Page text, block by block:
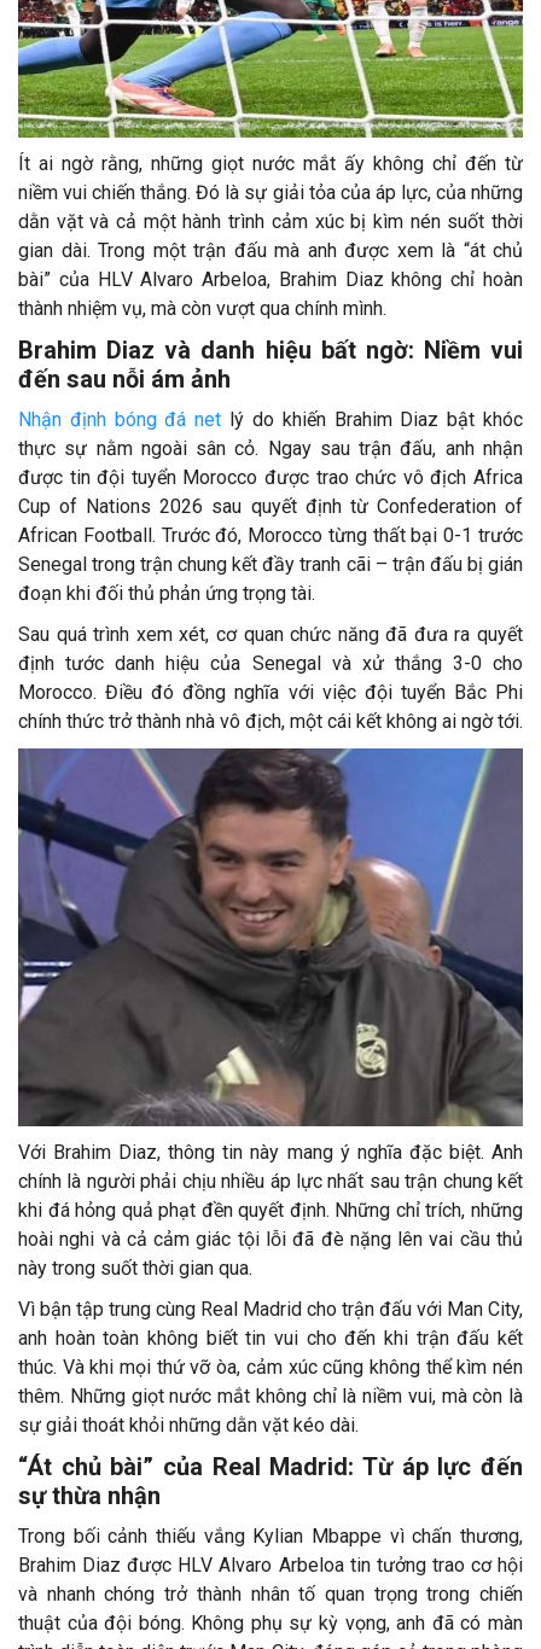
Ít ai ngờ rằng, những giọt nước mắt ấy không chỉ đến từ
niềm vui chiến thắng. Đó là sự giải tỏa của áp lực, của những
dằn vặt và cả một hành trình cảm xúc bị kìm nén suốt thời
gian dài. Trong một trận đấu mà anh được xem là “át chủ
bài” của HLV Alvaro Arbeloa, Brahim Diaz không chỉ hoàn
thành nhiệm vụ, mà còn vượt qua chính mình.
Brahim Diaz và danh hiệu bất ngờ: Niềm vui
đến sau nỗi ám ảnh
Nhận định bóng đá net lý do khiến Brahim Diaz bật khóc
thực sự nằm ngoài sân cỏ. Ngay sau trận đấu, anh nhận
được tin đội tuyển Morocco được trao chức vô địch Africa
Cup of Nations 2026 sau quyết định từ Confederation of
African Football. Trước đó, Morocco từng thất bại 0-1 trước
Senegal trong trận chung kết đầy tranh cãi – trận đấu bị gián
đoạn khi đối thủ phản ứng trọng tài.
Sau quá trình xem xét, cơ quan chức năng đã đưa ra quyết
định tước danh hiệu của Senegal và xử thắng 3-0 cho
Morocco. Điều đó đồng nghĩa với việc đội tuyển Bắc Phi
chính thức trở thành nhà vô địch, một cái kết không ai ngờ tới.
Với Brahim Diaz, thông tin này mang ý nghĩa đặc biệt. Anh
chính là người phải chịu nhiều áp lực nhất sau trận chung kết
khi đá hỏng quả phạt đền quyết định. Những chỉ trích, những
hoài nghi và cả cảm giác tội lỗi đã đè nặng lên vai cầu thủ
này trong suốt thời gian qua.
Vì bận tập trung cùng Real Madrid cho trận đấu với Man City,
anh hoàn toàn không biết tin vui cho đến khi trận đấu kết
thúc. Và khi mọi thứ vỡ òa, cảm xúc cũng không thể kìm nén
thêm. Những giọt nước mắt không chỉ là niềm vui, mà còn là
sự giải thoát khỏi những dằn vặt kéo dài.
“Át chủ bài” của Real Madrid: Từ áp lực đến
sự thừa nhận
Trong bối cảnh thiếu vắng Kylian Mbappe vì chấn thương,
Brahim Diaz được HLV Alvaro Arbeloa tin tưởng trao cơ hội
và nhanh chóng trở thành nhân tố quan trọng trong chiến
thuật của đội bóng. Không phụ sự kỳ vọng, anh đã có màn